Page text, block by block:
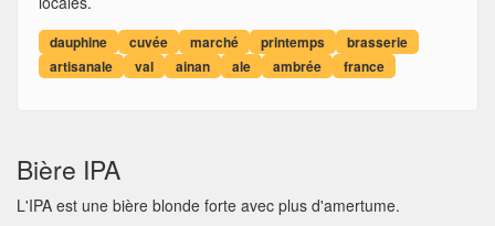
dauphine cuvée marché printemps
brasserie
artisanale
val ainan ale ambrée france
Bière IPA
L'IPA est une bière blonde forte avec plus d'amertume.